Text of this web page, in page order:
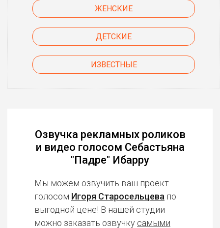
ЖЕНСКИЕ
ДЕТСКИЕ
ИЗВЕСТНЫЕ
Озвучка рекламных роликов
и видео голосом Себастьяна
"Падре" Ибарру
Мы можем озвучить ваш проект
голосом Игоря Старосельцева по
выгодной цене! В нашей студии
можно заказать озвучку самыми